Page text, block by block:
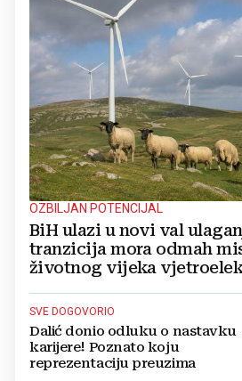
OZBILJAN POTENCIJAL
BiH ulazi u novi val
tranzicija mora odmah
životnog vijeka
SVE DOGOVORIO
Dalić donio odluku o nastavku
karijere! Poznato koju
reprezentaciju preuzima